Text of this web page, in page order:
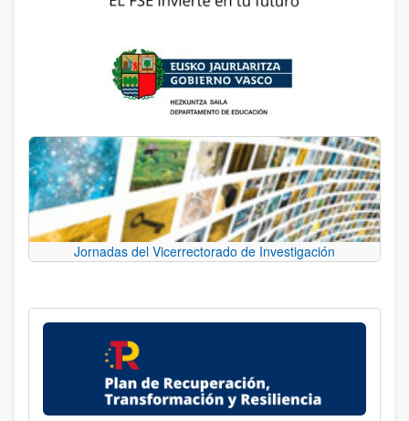
Jornadas del Vicerrectorado de Investigación